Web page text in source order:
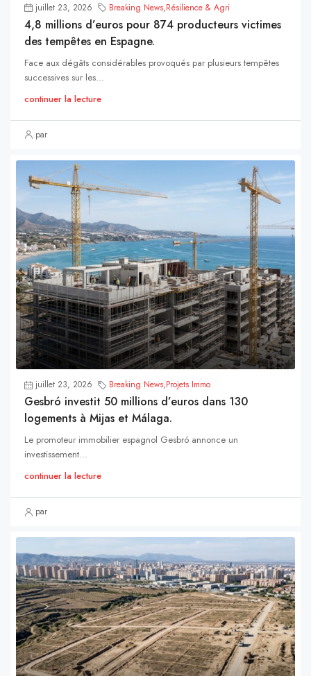
juillet 23, 2026 Breaking News,Résilience & Agri
4,8 millions d’euros pour 874 producteurs victimes
des tempêtes en Espagne.
Face aux dégâts considérables provoqués par plusieurs tempêtes
successives sur les...
continuer la lecture
par
juillet 23, 2026 Breaking News,Projets Immo
Gesbró investit 50 millions d’euros dans 130
logements à Mijas et Málaga.
Le promoteur immobilier espagnol Gesbró annonce un
investissement...
continuer la lecture
par